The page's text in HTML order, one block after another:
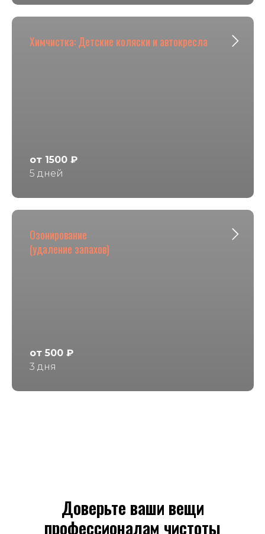
Химчистка: Детские коляски и автокресла
от 1500 ₽
5 дней
Озонирование
(удаление запахов)
от 500 ₽
3 дня
Доверьте ваши вещи
профессионалам чистоты